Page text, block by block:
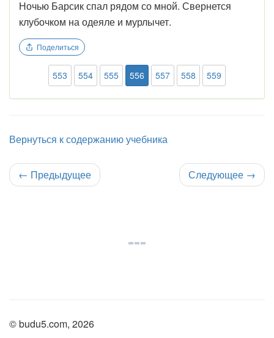
Ночью Барсик спал рядом со мной. Свернется
клубочком на одеяле и мурлычет.
Поделиться
553 554 555 556 557 558 559
Вернуться к содержанию учебника
← Предыдущее Следующее →
© budu5.com, 2026